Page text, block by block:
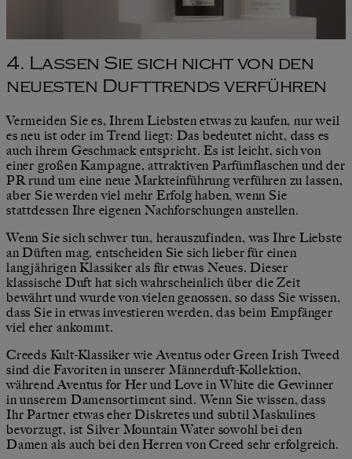
4. Lassen Sie sich nicht von den
neuesten Dufttrends verführen
Vermeiden Sie es, Ihrem Liebsten etwas zu kaufen, nur weil
es neu ist oder im Trend liegt: Das bedeutet nicht, dass es
auch ihrem Geschmack entspricht. Es ist leicht, sich von
einer großen Kampagne, attraktiven Parfümflaschen und der
PR rund um eine neue Markteinführung verführen zu lassen,
aber Sie werden viel mehr Erfolg haben, wenn Sie
stattdessen Ihre eigenen Nachforschungen anstellen.
Wenn Sie sich schwer tun, herauszufinden, was Ihre Liebste
an Düften mag, entscheiden Sie sich lieber für einen
langjährigen Klassiker als für etwas Neues. Dieser
klassische Duft hat sich wahrscheinlich über die Zeit
bewährt und wurde von vielen genossen, so dass Sie wissen,
dass Sie in etwas investieren werden, das beim Empfänger
viel eher ankommt.
Creeds Kult-Klassiker wie Aventus oder Green Irish Tweed
sind die Favoriten in unserer Männerduft-Kollektion,
während Aventus for Her und Love in White die Gewinner
in unserem Damensortiment sind. Wenn Sie wissen, dass
Ihr Partner etwas eher Diskretes und subtil Maskulines
bevorzugt, ist Silver Mountain Water sowohl bei den
Damen als auch bei den Herren von Creed sehr erfolgreich.